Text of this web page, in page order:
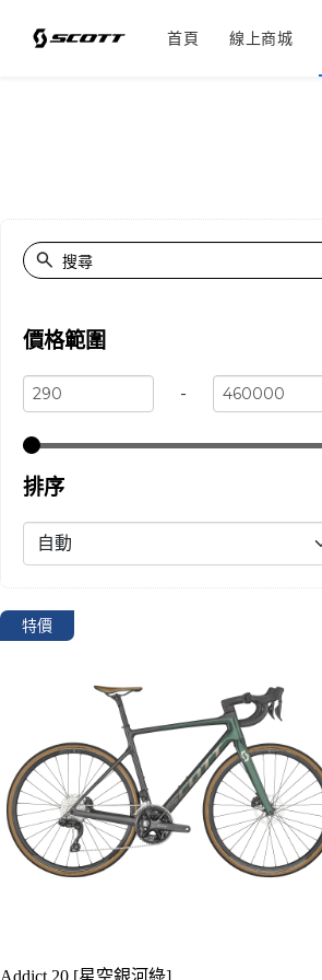
首頁 線上商城
價格範圍
-
排序
特價
詳細資訊
Addict 20 [星空銀河綠]